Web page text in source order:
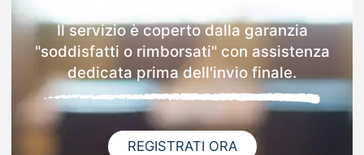
Il servizio è coperto dalla garanzia
"soddisfatti o rimborsati" con assistenza
dedicata prima dell'invio finale.
REGISTRATI ORA